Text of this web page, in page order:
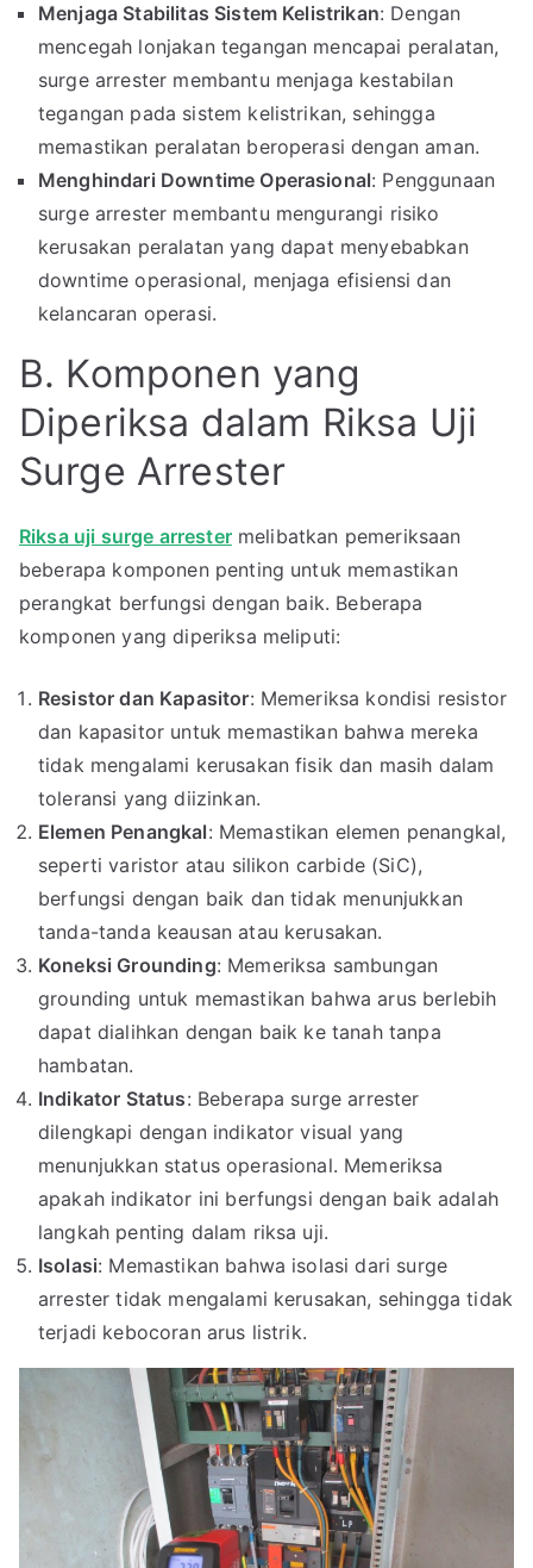
Menjaga Stabilitas Sistem Kelistrikan: Dengan
mencegah lonjakan tegangan mencapai peralatan,
surge arrester membantu menjaga kestabilan
tegangan pada sistem kelistrikan, sehingga
memastikan peralatan beroperasi dengan aman.
Menghindari Downtime Operasional: Penggunaan
surge arrester membantu mengurangi risiko
kerusakan peralatan yang dapat menyebabkan
downtime operasional, menjaga efisiensi dan
kelancaran operasi.
B. Komponen yang
Diperiksa dalam Riksa Uji
Surge Arrester
Riksa uji surge arrestermelibatkan pemeriksaan
beberapa komponen penting untuk memastikan
perangkat berfungsi dengan baik. Beberapa
komponen yang diperiksa meliputi:
Resistor dan Kapasitor: Memeriksa kondisi resistor
dan kapasitor untuk memastikan bahwa mereka
tidak mengalami kerusakan fisik dan masih dalam
toleransi yang diizinkan.
Elemen Penangkal: Memastikan elemen penangkal,
seperti varistor atau silikon carbide (SiC),
berfungsi dengan baik dan tidak menunjukkan
tanda-tanda keausan atau kerusakan.
Koneksi Grounding: Memeriksa sambungan
grounding untuk memastikan bahwa arus berlebih
dapat dialihkan dengan baik ke tanah tanpa
hambatan.
Indikator Status: Beberapa surge arrester
dilengkapi dengan indikator visual yang
menunjukkan status operasional. Memeriksa
apakah indikator ini berfungsi dengan baik adalah
langkah penting dalam riksa uji.
Isolasi: Memastikan bahwa isolasi dari surge
arrester tidak mengalami kerusakan, sehingga tidak
terjadi kebocoran arus listrik.